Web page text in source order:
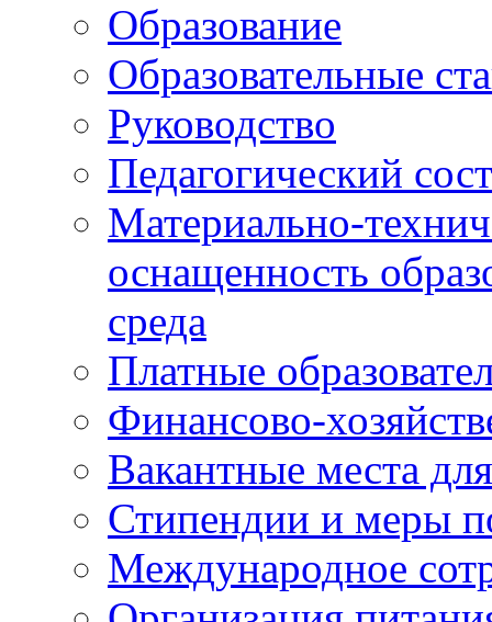
Образование
Образовательные
Руководство
Педагогический
Материально-
оснащенность
среда
Платные
Финансово-
Вакантные места
Стипендии и меры
Международное